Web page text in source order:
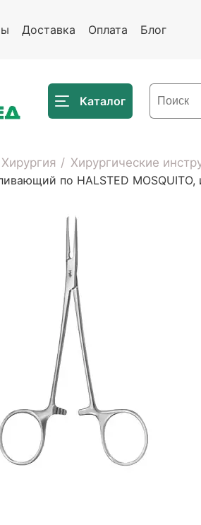
Доставка Оплата Блог
Каталог
Хирургия
Хирургические
по HALSTED